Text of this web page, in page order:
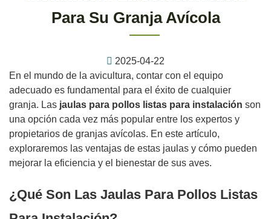
Para Su Granja Avícola
2025-04-22
En el mundo de la avicultura, contar con el equipo
adecuado es fundamental para el éxito de cualquier
granja. Las jaulas para pollos listas para instalación son
una opción cada vez más popular entre los expertos y
propietarios de granjas avícolas. En este artículo,
exploraremos las ventajas de estas jaulas y cómo pueden
mejorar la eficiencia y el bienestar de sus aves.
¿Qué Son Las Jaulas Para Pollos Listas